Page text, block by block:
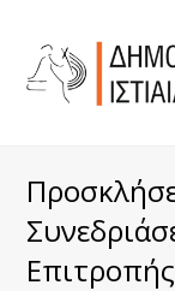
Επιτροπής